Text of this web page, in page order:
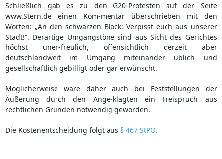
Schließlich gab es zu den G20-Protesten auf der Seite
www.Stern.de einen Kom-mentar überschrieben mit den
Worten: „An den schwarzen Block: Verpisst euch aus unserer
Stadt!“. Derartige Umgangstöne sind aus Sicht des Gerichtes
höchst uner-freulich, offensichtlich derzeit aber
deutschlandweit im Umgang miteinander üblich und
gesellschaftlich gebilligt oder gar erwünscht.
Möglicherweise wäre daher auch bei Feststellungen der
Äußerung durch den Ange-klagten ein Freispruch aus
rechtlichen Gründen notwendig geworden.
Die Kostenentscheidung folgt aus § 467 StPO.